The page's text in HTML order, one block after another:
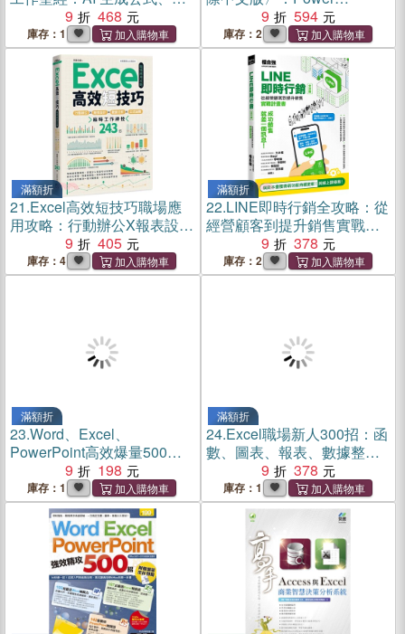
據詮釋、統計報表
9 468
庫存：1
Programming全方位實作範
例聖經（新裝版）
9 594
庫存：2
滿額折
21.Excel高效短技巧職場應
用攻略：行動辦公X報表設計
X數據分析X公式函數，縮時
工作神技243招
9 405
庫存：4
滿額折
22.LINE即時行銷全攻略：從
經營顧客到提升銷售實戰計
9 378
庫存：2
滿額折
23.Word、Excel、
PowerPoint高效爆量500招
【office 365全新進化版】
9 198
庫存：1
滿額折
24.Excel職場新人300招：函
數、圖表、報表、數據整理
有訣竅，原來這樣做會更
快！
9 378
庫存：1